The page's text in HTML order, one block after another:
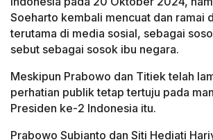
Soeharto kembali mencuat dan ramai
terutama di media sosial, sebagai
sebut sebagai sosok ibu negara.
Meskipun Prabowo dan Titiek telah
perhatian publik tetap tertuju pada
Presiden ke-2 Indonesia itu.
Prabowo Subianto dan Siti Hediati